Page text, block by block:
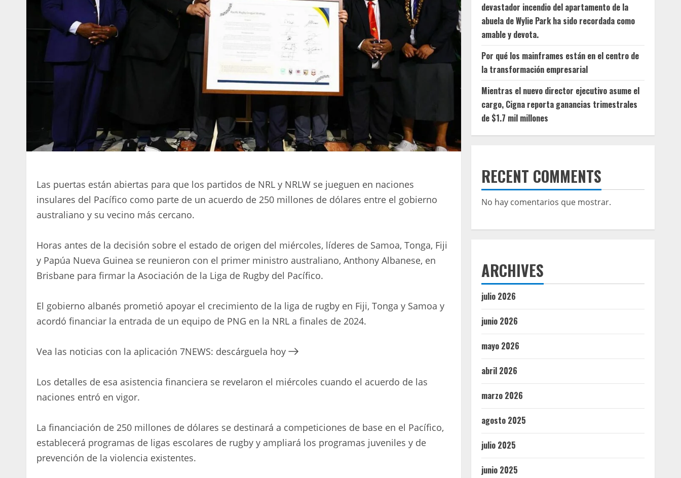
Las puertas están abiertas para que los partidos de NRL y NRLW se jueguen en naciones
insulares del Pacífico como parte de un acuerdo de 250 millones de dólares entre el gobierno
australiano y su vecino más cercano.
Horas antes de la decisión sobre el estado de origen del miércoles, líderes de Samoa, Tonga, Fiji
y Papúa Nueva Guinea se reunieron con el primer ministro australiano, Anthony Albanese, en
Brisbane para firmar la Asociación de la Liga de Rugby del Pacífico.
El gobierno albanés prometió apoyar el crecimiento de la liga de rugby en Fiji, Tonga y Samoa y
acordó financiar la entrada de un equipo de PNG en la NRL a finales de 2024.
Vea las noticias con la aplicación 7NEWS: descárguela hoy
Los detalles de esa asistencia financiera se revelaron el miércoles cuando el acuerdo de las
naciones entró en vigor.
La financiación de 250 millones de dólares se destinará a competiciones de base en el Pacífico,
establecerá programas de ligas escolares de rugby y ampliará los programas juveniles y de
prevención de la violencia existentes.
devastador incendio del apartamento de la
abuela de Wylie Park ha sido recordada como
amable y devota.
Por qué los mainframes están en el centro de
la transformación empresarial
Mientras el nuevo director ejecutivo asume el
cargo, Cigna reporta ganancias trimestrales
de $1.7 mil millones
RECENT COMMENTS
No hay comentarios que mostrar.
ARCHIVES
julio 2026
junio 2026
mayo 2026
abril 2026
marzo 2026
agosto 2025
julio 2025
junio 2025